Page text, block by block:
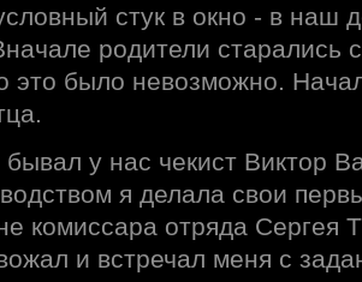
стук в окно - в наш
родители старались
это было невозможно.
у нас чекист Виктор
я делала свои
комиссара отряда Сергея
и встречал меня с